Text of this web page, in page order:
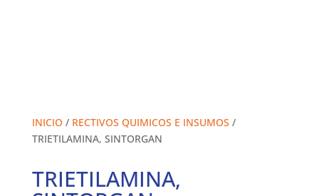
INICIO / RECTIVOS QUIMICOS E INSUMOS /
TRIETILAMINA, SINTORGAN
TRIETILAMINA,